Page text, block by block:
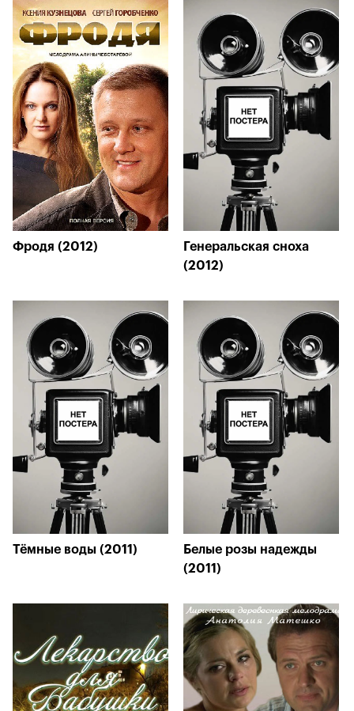
Фродя (2012)
Генеральская сноха
(2012)
Тёмные воды (2011)
Белые розы надежды
(2011)